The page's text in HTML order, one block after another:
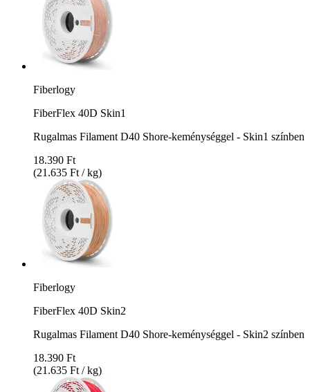
Fiberlogy
FiberFlex 40D Skin1
Rugalmas Filament D40 Shore-keménységgel - Skin1 színben
18.390 Ft
(21.635 Ft / kg)
Fiberlogy
FiberFlex 40D Skin2
Rugalmas Filament D40 Shore-keménységgel - Skin2 színben
18.390 Ft
(21.635 Ft / kg)